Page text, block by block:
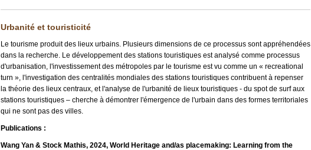
Urbanité et touristicité
Le tourisme produit des lieux urbains. Plusieurs dimensions de ce processus sont appréhendées
dans la recherche. Le développement des stations touristiques est analysé comme processus
d'urbanisation, l'investissement des métropoles par le tourisme est vu comme un « recreational
turn », l'investigation des centralités mondiales des stations touristiques contribuent à repenser
la théorie des lieux centraux, et l'analyse de l'urbanité de lieux touristiques - du spot de surf aux
stations touristiques – cherche à démontrer l'émergence de l'urbain dans des formes territoriales
qui ne sont pas des villes.
Publications :
Wang Yan & Stock Mathis, 2024, World Heritage and/as placemaking: Learning from the